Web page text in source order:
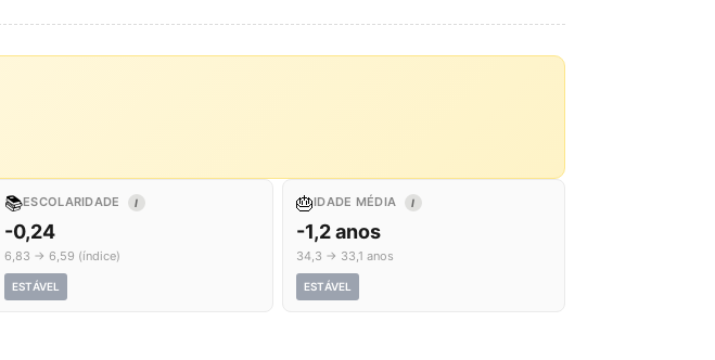
📚ESCOLARIDADE I
-0,24
6,83 → 6,59 (índice)
ESTÁVEL
🎂IDADE MÉDIA I
-1,2 anos
34,3 → 33,1 anos
ESTÁVEL